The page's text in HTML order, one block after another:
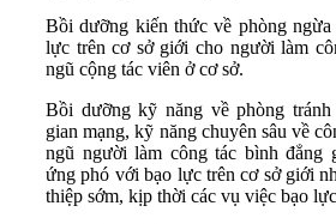
Bồi dưỡng kiến thức về phòng
lực trên cơ sở giới cho người làm
ngũ cộng tác viên ở cơ sở.
Bồi dưỡng kỹ năng về phòng
gian mạng, kỹ năng chuyên sâu về
ngũ người làm công tác bình đẳng
ứng phó với bạo lực trên cơ sở giới
thiệp sớm, kịp thời các vụ việc bạo